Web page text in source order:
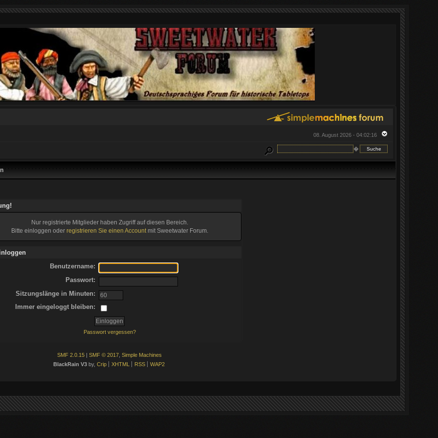
08. August 2026 - 04:02:16
�
Nur registrierte Mitglieder haben Zugriff auf diesen Bereich.
Bitte einloggen oder registrieren Sie einen Accountmit Sweetwater Forum.
Benutzername:
Passwort:
Sitzungslänge in Minuten:
Immer eingeloggt bleiben:
Passwort vergessen?
SMF 2.0.15 | SMF © 2017 Simple Machines
BlackRain V3 by, Crip XHTML RSS WAP2